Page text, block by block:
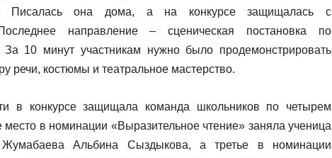
Писалась она дома, а на конкурсе защищалась с
направление – сценическая постановка по
За 10 минут участникам нужно было продемонстрировать
речи, костюмы и театральное мастерство.
в конкурсе защищала команда школьников по четырем
в номинации «Выразительное чтение» заняла ученица
Альбина Сыздыкова, а третье в номинации